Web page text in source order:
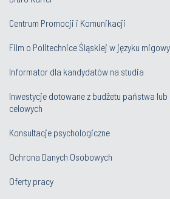
Centrum Promocji i Komunikacji
Film o Politechnice Śląskiej w języku
Informator dla kandydatów na studia
Inwestycje dotowane z budżetu państwa
celowych
Konsultacje psychologiczne
Ochrona Danych Osobowych
Oferty pracy